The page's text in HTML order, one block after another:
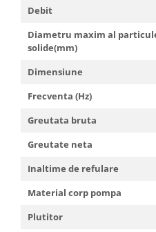
Debit
Diametru maxim al
solide(mm)
Dimensiune
Frecventa (Hz)
Greutata bruta
Greutate neta
Inaltime de refulare
Material corp pompa
Plutitor